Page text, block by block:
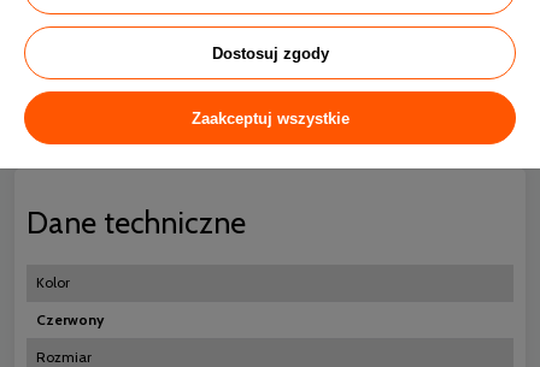
Darymex Prześcieradło Jersey z Gumką to nie tylko
funkcjonalny element pościeli, ale także wyraz
naturalności, komfortu i solidności. Dzięki wysokiej jakości
materiałom i starannemu wykonaniu, zapewni Ci spokojny
sen i wypoczynek każdej nocy
Dane techniczne
Kolor
Czerwony
Rozmiar
Dostosuj zgody
Zaakceptuj wszystkie